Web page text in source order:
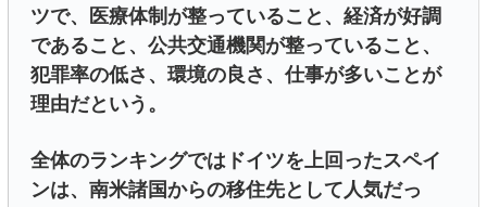
ツで、医療体制が整っていること、経済が好調
であること、公共交通機関が整っていること、
犯罪率の低さ、環境の良さ、仕事が多いことが
理由だという。
全体のランキングではドイツを上回ったスペイ
ンは、南米諸国からの移住先として人気だっ